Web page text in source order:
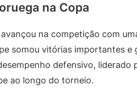
na Copa
na competição com
somou vitórias importantes e
defensivo, liderado
ao longo do torneio.